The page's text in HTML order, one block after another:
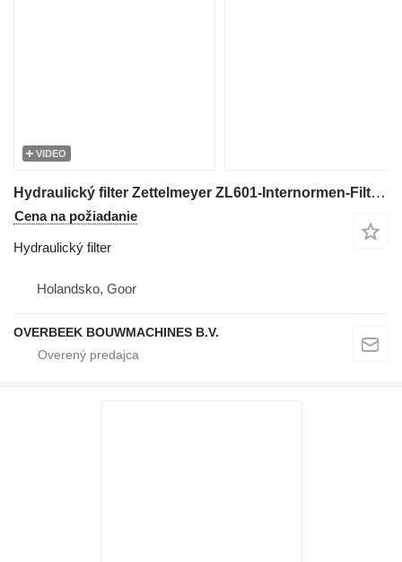
VIDEO
Hydraulický filter Zettelmeyer ZL601-Internormen-Filter na kolesového nakladača
Cena na požiadanie
Hydraulický filter
Holandsko, Goor
OVERBEEK BOUWMACHINES B.V.